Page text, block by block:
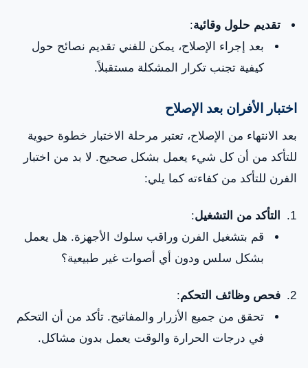
تقديم حلول وقائية:
بعد إجراء الإصلاح، يمكن للفني تقديم نصائح حول
كيفية تجنب تكرار المشكلة مستقبلاً.
اختبار الأفران بعد الإصلاح
بعد الانتهاء من الإصلاح، تعتبر مرحلة الاختبار خطوة حيوية
للتأكد من أن كل شيء يعمل بشكل صحيح. لا بد من اختبار
الفرن للتأكد من كفاءته كما يلي:
التأكد من التشغيل:
قم بتشغيل الفرن وراقب سلوك الأجهزة. هل يعمل
بشكل سلس ودون أي أصوات غير طبيعية؟
فحص وظائف التحكم:
تحقق من جميع الأزرار والمفاتيح. تأكد من أن التحكم
في درجات الحرارة والوقت يعمل بدون مشاكل.